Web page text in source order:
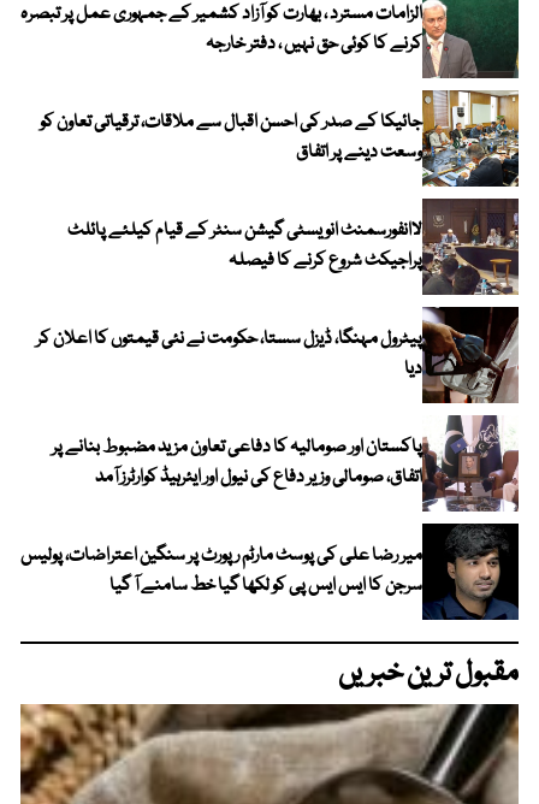
الزامات مسترد ، بھارت کو آزاد کشمیر کے جمہوری عمل پر تبصرہ
کرنے کا کوئی حق نہیں ، دفتر خارجہ
جائیکا کے صدر کی احسن اقبال سے ملاقات، ترقیاتی تعاون کو
وسعت دینے پر اتفاق
لاانفورسمنٹ انویسٹی گیشن سنٹر کے قیام کیلئے پائلٹ
پراجیکٹ شروع کرنے کا فیصلہ
پیٹرول مہنگا، ڈیزل سستا، حکومت نے نئی قیمتوں کا اعلان کر
دیا
پاکستان اور صومالیہ کا دفاعی تعاون مزید مضبوط بنانے پر
اتفاق، صومالی وزیر دفاع کی نیول اور ایئرہیڈ کوارٹرز آمد
میر رضا علی کی پوسٹ مارٹم رپورٹ پر سنگین اعتراضات، پولیس
سرجن کا ایس ایس پی کو لکھا گیا خط سامنے آ گیا
مقبول ترین خبریں